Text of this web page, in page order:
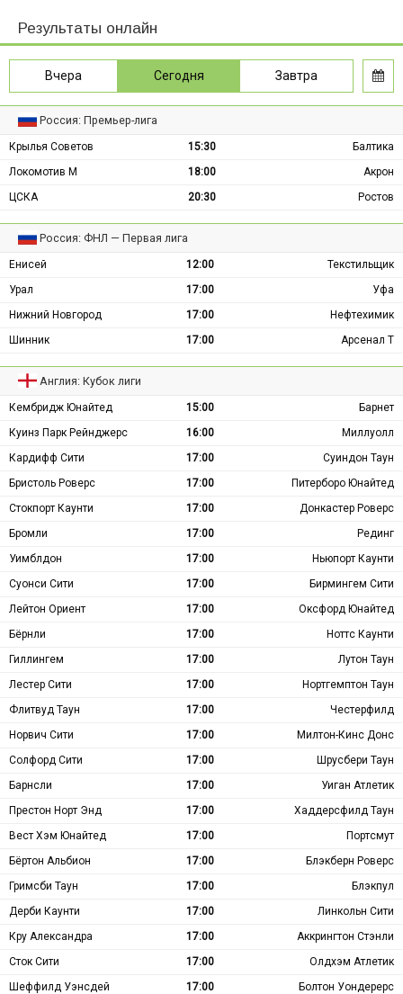
Результаты онлайн
Вчера Сегодня Завтра
Россия: Премьер-лига
Крылья Советов 15:30
Балтика
Локомотив М
18:00
Акрон
ЦСКА
20:30 Ростов
Россия: ФНЛ — Первая лига
Енисей 12:00
Текстильщик
Урал
17:00
Уфа
Нижний Новгород
17:00
Нефтехимик
Шинник
17:00 Арсенал Т
Англия: Кубок лиги
Кембридж Юнайтед 15:00
Барнет
Куинз Парк Рейнджерс
16:00
Миллуолл
Кардифф Сити
17:00
Суиндон Таун
Бристоль Роверс
17:00
Питерборо Юнайтед
Стокпорт Каунти
17:00
Донкастер Роверс
Бромли
17:00
Рединг
Уимблдон
17:00
Ньюпорт Каунти
Суонси Сити
17:00
Бирмингем Сити
Лейтон Ориент
17:00
Оксфорд Юнайтед
Бёрнли
17:00
Ноттс Каунти
Гиллингем
17:00
Лутон Таун
Лестер Сити
17:00
Нортгемптон Таун
Флитвуд Таун
17:00
Честерфилд
Норвич Сити
17:00
Милтон-Кинс Донс
Солфорд Сити
17:00
Шрусбери Таун
Барнсли
17:00
Уиган Атлетик
Престон Норт Энд
17:00
Хаддерсфилд Таун
Вест Хэм Юнайтед
17:00
Портсмут
Бёртон Альбион
17:00
Блэкберн Роверс
Гримсби Таун
17:00
Блэкпул
Дерби Каунти
17:00
Линкольн Сити
Кру Александра
17:00
Аккрингтон Стэнли
Сток Сити
17:00
Олдхэм Атлетик
Шеффилд Уэнсдей
17:00
Болтон Уондерерс